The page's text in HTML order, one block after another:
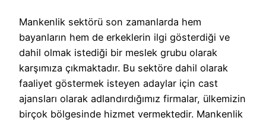
Mankenlik sektörü son zamanlarda hem
bayanların hem de erkeklerin ilgi gösterdiği ve
dahil olmak istediği bir meslek grubu olarak
karşımıza çıkmaktadır. Bu sektöre dahil olarak
faaliyet göstermek isteyen adaylar için cast
ajansları olarak adlandırdığımız firmalar, ülkemizin
birçok bölgesinde hizmet vermektedir. Mankenlik